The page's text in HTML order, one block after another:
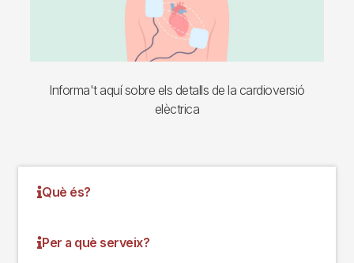
Informa't aquí sobre els detalls de la cardioversió
elèctrica
Què és?
Per a què serveix?